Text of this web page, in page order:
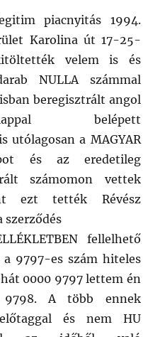
piacnyitás 1994.
Karolina út 17-25-
velem is és
NULLA számmal
beregisztrált angol
belépett
utólagosan a MAGYAR
és az eredetileg
számomon vettek
ezt tették Révész
szerződés
fellelhető
9797-es szám hiteles
0000 9797 lettem én
9798. A több ennek
és nem HU